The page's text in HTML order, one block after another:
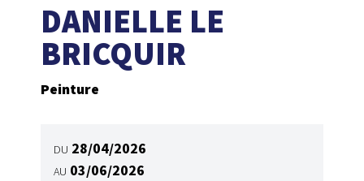
DANIELLE LE
BRICQUIR
Peinture
DU 28/04/2026
AU 03/06/2026